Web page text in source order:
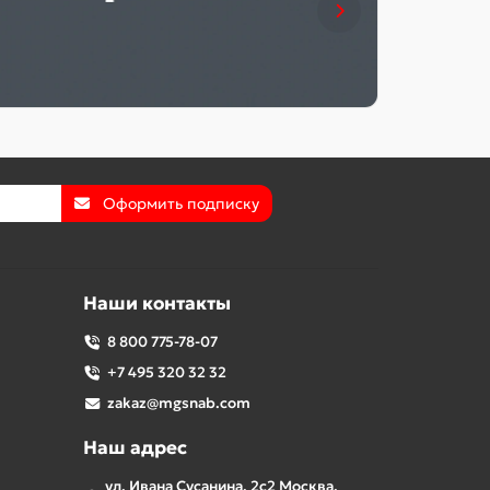
Оформить подписку
Наши контакты
8 800 775-78-07
+7 495 320 32 32
zakaz@mgsnab.com
Наш адрес
ул. Ивана Сусанина, 2с2 Москва,